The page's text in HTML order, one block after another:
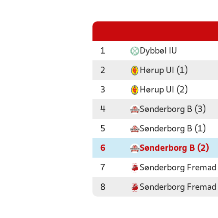
1 Dybbøl IU
2 Hørup UI (1)
3 Hørup UI (2)
4 Sønderborg B (3)
5 Sønderborg B (1)
6 Sønderborg B (2)
7 Sønderborg
8 Sønderborg